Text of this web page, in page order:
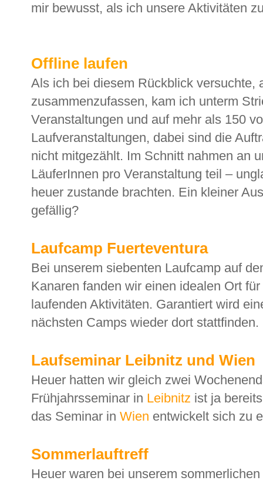
mir bewusst, als ich unsere Aktivitäten
Offline laufen
Als ich bei diesem Rückblick versuchte,
zusammenzufassen, kam ich unterm
Veranstaltungen und auf mehr als 150
Laufveranstaltungen, dabei sind die
nicht mitgezählt. Im Schnitt nahmen an
LäuferInnen pro Veranstaltung teil –
heuer zustande brachten. Ein kleiner
gefällig?
Laufcamp Fuerteventura
Bei unserem siebenten Laufcamp auf
Kanaren fanden wir einen idealen Ort
laufenden Aktivitäten. Garantiert wird
nächsten Camps wieder dort stattfinden.
Laufseminar Leibnitz und Wien
Heuer hatten wir gleich zwei
Frühjahrsseminar in Leibnitz ist ja
das Seminar in Wien entwickelt sich zu
Sommerlauftreff
Heuer waren bei unserem